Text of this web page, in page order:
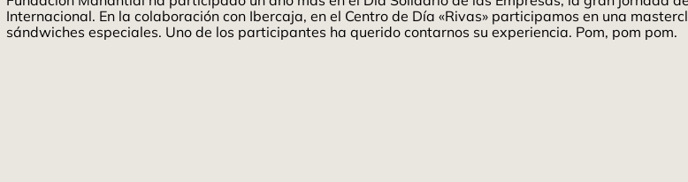
Internacional. En la colaboración con Ibercaja, en el Centro de Día «Rivas» participamos en una
sándwiches especiales. Uno de los participantes ha querido contarnos su experiencia. Pom, pom pom.